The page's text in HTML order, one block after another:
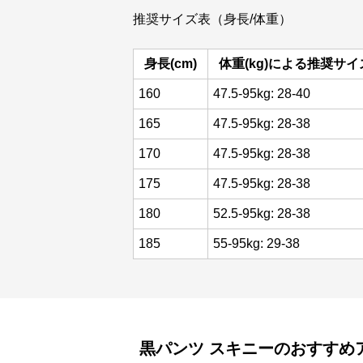
推奨サイズ表（身長/体重）
身長(cm) 体重(kg)による推奨サイ
160 47.5-95kg: 28-40
165 47.5-95kg: 28-38
170 47.5-95kg: 28-38
175 47.5-95kg: 28-38
180 52.5-95kg: 28-38
185 55-95kg: 29-38
黒パンツ スキニーのおすすめ